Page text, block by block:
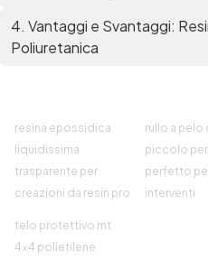
4. Vantaggi e Svantaggi:
Poliuretanica
resina epossidica
liquidissima
trasparente per
creazioni da resin pro
rullo a
piccolo
perfetto
interventi
telo protettivo mt
4x4 polietilene